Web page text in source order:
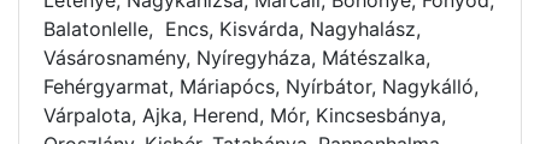
Balatonlelle, Encs, Kisvárda, Nagyhalász,
Vásárosnamény, Nyíregyháza, Mátészalka,
Fehérgyarmat, Máriapócs, Nyírbátor, Nagykálló,
Várpalota, Ajka, Herend, Mór, Kincsesbánya,